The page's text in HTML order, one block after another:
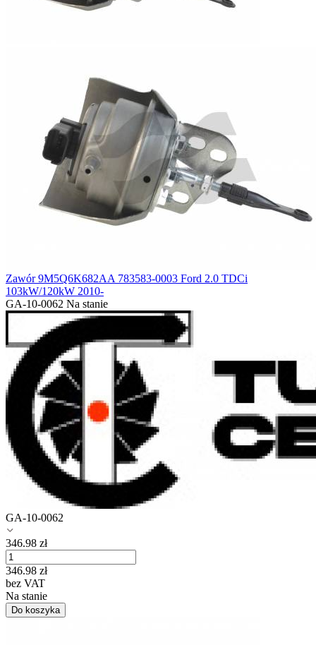
Zawór 9M5Q6K682AA 783583-0003 Ford 2.0 TDCi
103kW/120kW 2010-
GA-10-0062 Na stanie
GA-10-0062
346.98 zł
346.98 zł
bez VAT
Na stanie
Do koszyka